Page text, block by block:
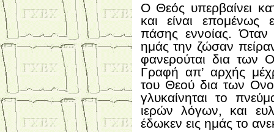
Ο Θεός υπερβαίνει
και είναι επομένως
πάσης εννοίας. Όταν
ημάς την ζώσαν
φανερούται δια των
Γραφή απ’ αρχής
του Θεού δια των
γλυκαίνηται το
ιερών λόγων, και
έδωκεν εις ημάς το